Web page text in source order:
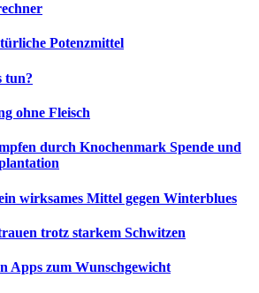
Potenzmittel
tun?
ohne Fleisch
durch Knochenmark Spende und
wirksames Mittel gegen Winterblues
trotz starkem Schwitzen
Apps zum Wunschgewicht